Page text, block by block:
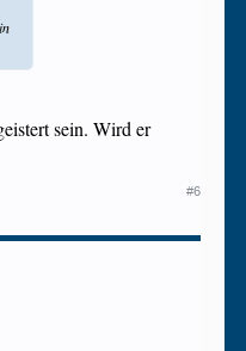
sein. Wird er
#6